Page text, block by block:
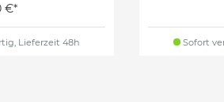
€*
Lieferzeit 48h Sofort